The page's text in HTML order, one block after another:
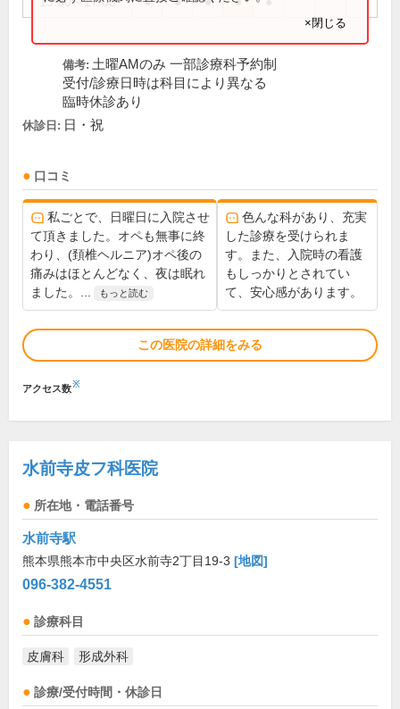
×閉じる
備考: 土曜AMのみ 一部診療科予約制
受付/診療日時は科目により異なる
臨時休診あり
休診日: 日・祝
口コミ
私ごとで、日曜日に入院させ
て頂きました。オペも無事に終
わり、(頚椎ヘルニア)オペ後の
痛みはほとんどなく、夜は眠れ
ました。...
もっと読む
色んな科があり、充実
した診療を受けられま
す。また、入院時の看護
もしっかりとされてい
て、安心感があります。
この医院の詳細をみる
アクセス数※
水前寺皮フ科医院
所在地・電話番号
水前寺駅
熊本県熊本市中央区水前寺2丁目19-3 [地図]
096-382-4551
診療科目
皮膚科 形成外科
診療/受付時間・休診日